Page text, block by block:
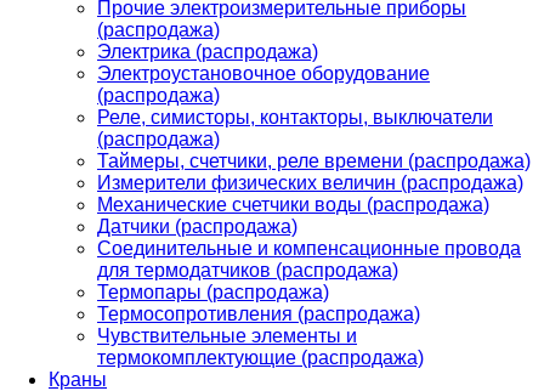
Прочие электроизмерительные приборы
(распродажа)
Электрика (распродажа)
Электроустановочное оборудование
(распродажа)
Реле, симисторы, контакторы, выключатели
(распродажа)
Таймеры, счетчики, реле времени (распродажа)
Измерители физических величин (распродажа)
Механические счетчики воды (распродажа)
Датчики (распродажа)
Соединительные и компенсационные провода
для термодатчиков (распродажа)
Термопары (распродажа)
Термосопротивления (распродажа)
Чувствительные элементы и
термокомплектующие (распродажа)
Краны